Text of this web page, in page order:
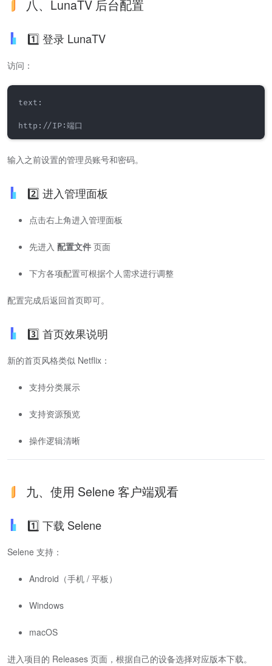
八、LunaTV 后台配置
1️⃣ 登录 LunaTV
访问：
text:
http://IP:端口
输入之前设置的管理员账号和密码。
2️⃣ 进入管理面板
点击右上角进入管理面板
先进入 配置文件 页面
下方各项配置可根据个人需求进行调整
配置完成后返回首页即可。
3️⃣ 首页效果说明
新的首页风格类似 Netflix：
支持分类展示
支持资源预览
操作逻辑清晰
九、使用 Selene 客户端观看
1️⃣ 下载 Selene
Selene 支持：
Android（手机 / 平板）
Windows
macOS
进入项目的 Releases 页面，根据自己的设备选择对应版本下载。